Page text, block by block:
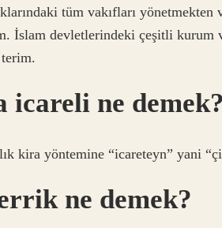
tüm vakıfları
İslam devletlerindeki çeşitli
icareli ne demek?
kira yöntemine “icareteyn” yani
ne demek?